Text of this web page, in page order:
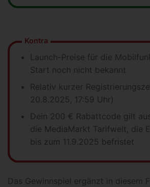
Kontra
Launch-Preise für die
Start noch nicht bekannt
Relativ kurzer
20.8.2025, 17:59 Uhr)
Dein 200 € Rabattcode gilt
die MediaMarkt Tarifwelt, die
bis zum 11.9.2025 befristet
Das Gewinnspiel ergänzt in diesem